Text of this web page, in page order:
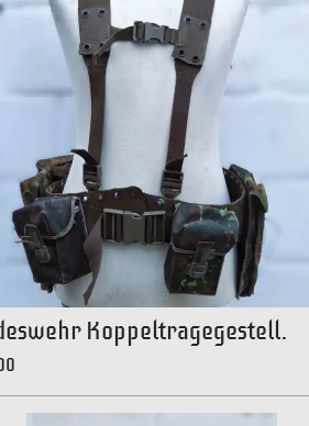
Koppeltragegestell.